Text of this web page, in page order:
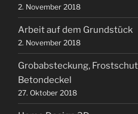
2. November 2018
Arbeit auf dem Grundstück
2. November 2018
Grobabsteckung,
Betondeckel
27. Oktober 2018